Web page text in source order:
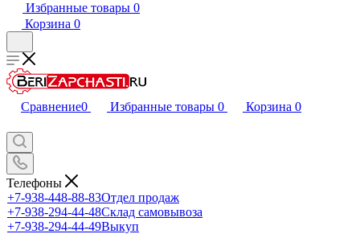
Избранные товары 0
Корзина 0
Сравнение0 Избранные товары 0 Корзина 0
Телефоны
+7-938-448-88-83Отдел продаж
+7-938-294-44-48Склад самовывоза
+7-938-294-44-49Выкуп